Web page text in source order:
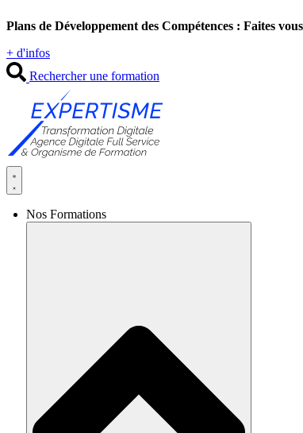
au
Plans de Développement des Compétences : Faites
+ d'infos
Rechercher une formation
Nos Formations